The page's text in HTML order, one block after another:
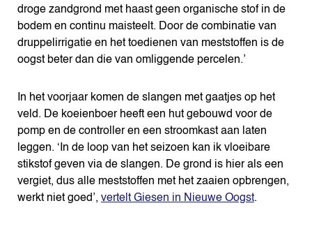
droge zandgrond met haast geen organische stof in de
bodem en continu maisteelt. Door de combinatie van
druppelirrigatie en het toedienen van meststoffen is de
oogst beter dan die van omliggende percelen.’
In het voorjaar komen de slangen met gaatjes op het
veld. De koeienboer heeft een hut gebouwd voor de
pomp en de controller en een stroomkast aan laten
leggen. ‘In de loop van het seizoen kan ik vloeibare
stikstof geven via de slangen. De grond is hier als een
vergiet, dus alle meststoffen met het zaaien opbrengen,
werkt niet goed’, vertelt Giesen in Nieuwe Oogst.